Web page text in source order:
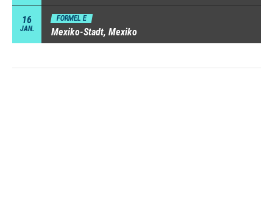
16
JAN.
FORMEL E
Mexiko-Stadt, Mexiko